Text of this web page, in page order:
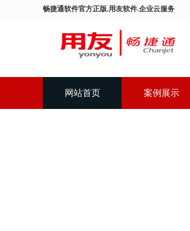
畅捷通软件官方正版.用友软件.企业云服务
网站首页 案例展示